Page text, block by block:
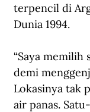
terpencil di
Dunia 1994.
“Saya
demi
Lokasinya tak
air panas.